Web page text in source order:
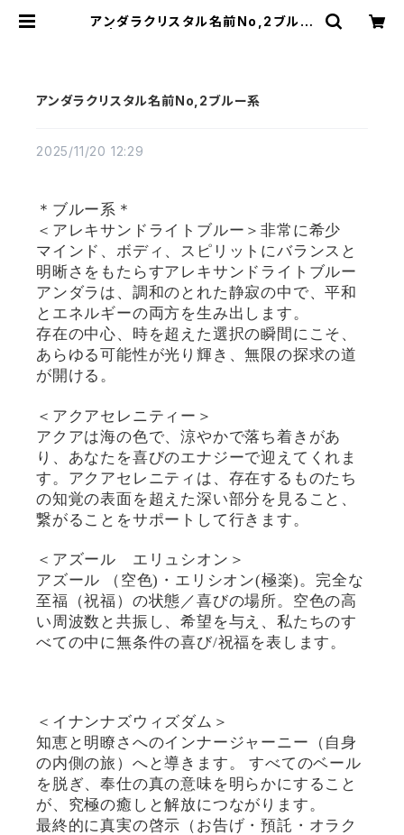
アンダラクリスタル名前No,2ブルー
アンダラクリスタル名前No,2ブルー系
2025/11/20 12:29
＊ブルー系＊
＜アレキサンドライトブルー＞非常に希少
マインド、ボディ、スピリットにバランスと
明晰さをもたらすアレキサンドライトブルー
アンダラは、調和のとれた静寂の中で、平和
とエネルギーの両方を生み出します。
存在の中心、時を超えた選択の瞬間にこそ、
あらゆる可能性が光り輝き、無限の探求の道
が開ける。
＜アクアセレニティー＞
アクアは海の色で、涼やかで落ち着きがあ
り、あなたを喜びのエナジーで迎えてくれま
す。アクアセレニティは、存在するものたち
の知覚の表面を超えた深い部分を見ること、
繋がることをサポートして行きます。
＜アズール エリュシオン＞
アズール （空色)・エリシオン(極楽)。完全な
至福（祝福）の状態／喜びの場所。空色の高
い周波数と共振し、希望を与え、私たちのす
べての中に無条件の喜び/祝福を表します。
＜イナンナズウィズダム＞
知恵と明瞭さへのインナージャーニー（自身
の内側の旅）へと導きます。 すべてのベール
を脱ぎ、奉仕の真の意味を明らかにすること
が、究極の癒しと解放につながります。
最終的に真実の啓示（お告げ・預託・オラク